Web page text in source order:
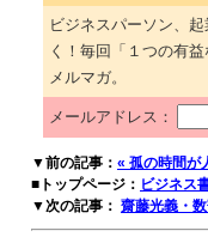
ビジネスパーソン、
く！毎回「１つの有
メルマガ。
メールアドレス：
▼前の記事： « 孤の時間が
■トップページ： ビジネス
▼次の記事： 齋藤光義・